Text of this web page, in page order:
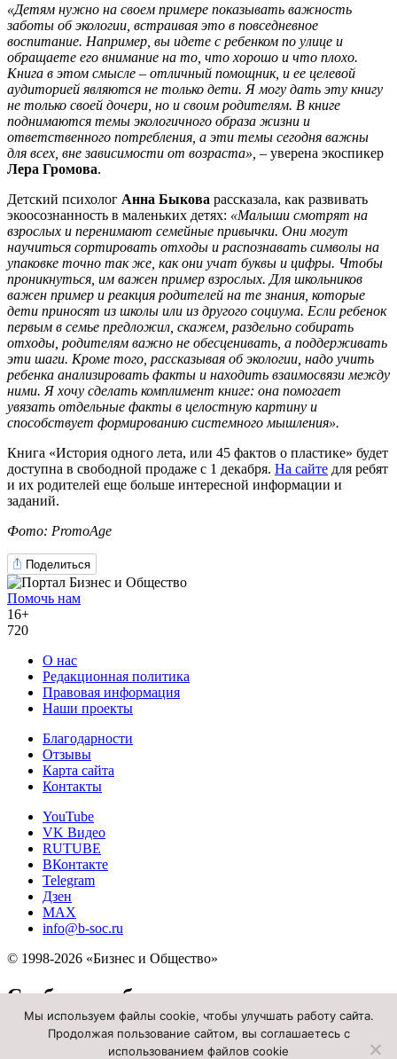
«Детям нужно на своем примере показывать важность
заботы об экологии, встраивая это в повседневное
воспитание. Например, вы идете с ребенком по улице и
обращаете его внимание на то, что хорошо и что плохо.
Книга в этом смысле – отличный помощник, и ее целевой
аудиторией являются не только дети. Я могу дать эту книгу
не только своей дочери, но и своим родителям. В книге
поднимаются темы экологичного образа жизни и
ответственного потребления, а эти темы сегодня важны
для всех, вне зависимости от возраста», – уверена экоспикер
Лера Громова.
Детский психолог Анна Быкова рассказала, как развивать
экоосознанность в маленьких детях: «Малыши смотрят на
взрослых и перенимают семейные привычки. Они могут
научиться сортировать отходы и распознавать символы на
упаковке точно так же, как они учат буквы и цифры. Чтобы
проникнуться, им важен пример взрослых. Для школьников
важен пример и реакция родителей на те знания, которые
дети приносят из школы или из другого социума. Если ребенок
первым в семье предложил, скажем, раздельно собирать
отходы, родителям важно не обесценивать, а поддерживать
эти шаги. Кроме того, рассказывая об экологии, надо учить
ребенка анализировать факты и находить взаимосвязи между
ними. Я хочу сделать комплимент книге: она помогает
увязать отдельные факты в целостную картину и
способствует формированию системного мышления».
Книга «История одного лета, или 45 фактов о пластике» будет
доступна в свободной продаже с 1 декабря. На сайте для ребят
и их родителей еще больше интересной информации и
заданий.
Фото: PromoAge
Поделиться
Помочь нам
16+
720
О нас
Редакционная политика
Правовая информация
Наши проекты
Благодарности
Отзывы
Карта сайта
Контакты
YouTube
VK Видео
RUTUBE
ВКонтакте
Telegram
Дзен
MAX
info@b-soc.ru
© 1998-2026 «Бизнес и Общество»
Мы используем файлы cookie, чтобы улучшать работу сайта.
Продолжая пользование сайтом, вы соглашаетесь с
использованием файлов cookie
Сообщить об опечатке
Текст, который будет отправлен нашим